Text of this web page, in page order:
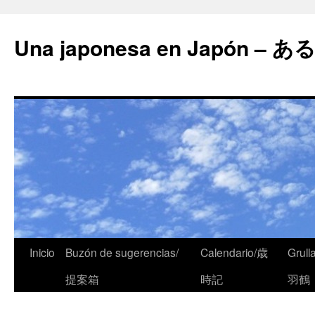
Una japonesa en Japón – あ
Inicio
Buzón de sugerencias/
提案箱
Calendario/歳
時記
羽鶴